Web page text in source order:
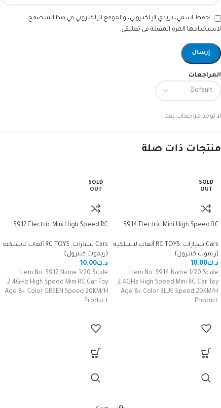
المراجعات
لا توجد مراجعات بعد.
احفظ اسمي، بريدي الإلكتروني، والموقع الإلكتروني في هذا المتصفح
لاستخدامها المرة المقبلة في تعليقي.
منتجات ذات صلة
SOLD
OUT
S914 Electric Mini High Speed RC
Remote Control Toy Car
Cars سيارات ,
RC TOYS ألعاب لاسلكيه
(ريموت كنترول)
د.ك10.00
Item No. S914 Name 1/20 Scale
2.4GHz High Speed Mini RC Car Toy
Age 8+ Color BLUE Speed 20KM/H
Product
SOLD
OUT
S912 Electric Mini High Speed RC
Remote Control Toy Car
Cars سيارات ,
RC TOYS ألعاب لاسلكيه
(ريموت كنترول)
د.ك10.00
Item No. S912 Name 1/20 Scale
2.4GHz High Speed Mini RC Car Toy
Age 8+ Color GREEN Speed 20KM/H
Product